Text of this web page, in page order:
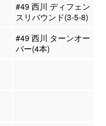
#49 西川 ディフェン
スリバウンド(3-5-8)
#49 西川 ターンオー
バー(4本)